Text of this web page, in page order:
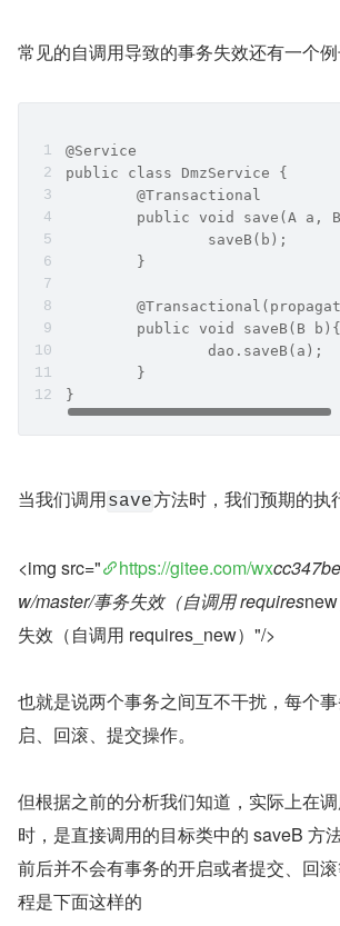
常见的自调用导致的事务失效还有一个例
@Service
public class DmzService {
	@Transactional
public void save(A a,
		saveB(b);
	}
	public void saveB(B b){
		dao.saveB(a);
	}
}
当我们调用save方法时，我们预期的执
<img src=" https://gitee.com/wx
w/master/事务失效（自调用 requires
失效（自调用 requires_new）"/>
也就是说两个事务之间互不干扰，每个
启、回滚、提交操作。
但根据之前的分析我们知道，实际上在
时，是直接调用的目标类中的 saveB 方
前后并不会有事务的开启或者提交、回
程是下面这样的